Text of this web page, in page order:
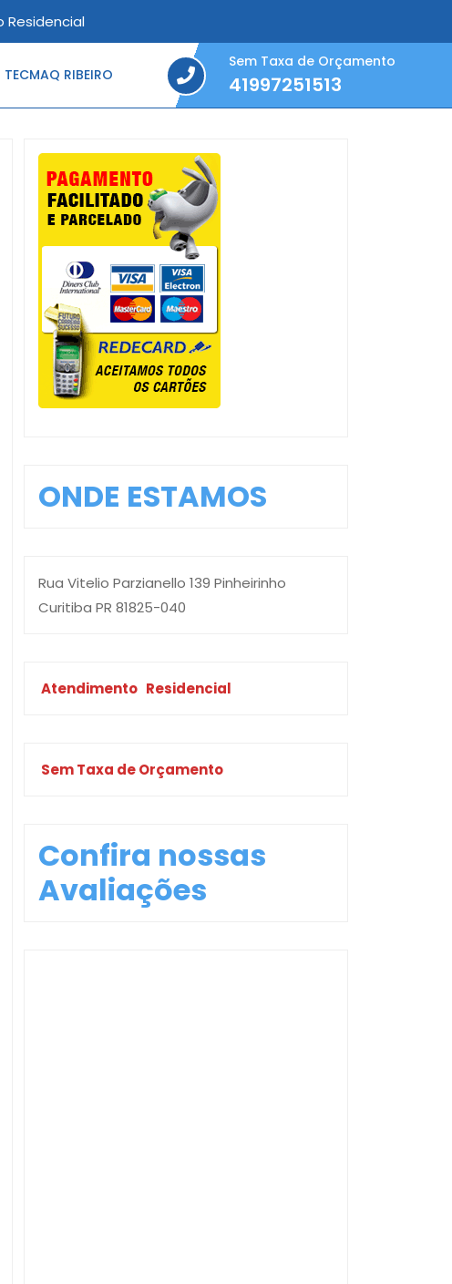
TECMAQ RIBEIRO
Sem Taxa de Orçamento
41997251513
41997251513
ONDE ESTAMOS
Rua Vitelio Parzianello 139 Pinheirinho
Curitiba PR 81825-040
Atendimento Residencial
Sem Taxa de Orçamento
Confira nossas
Avaliações